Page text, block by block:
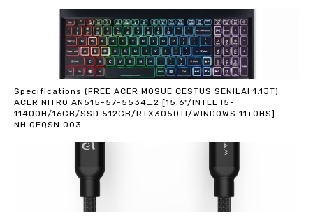
Specifications (FREE ACER MOSUE CESTUS SENILAI 1.1JT)
ACER NITRO AN515-57-5534_2 [15.6"/INTEL I5-
11400H/16GB/SSD 512GB/RTX3050TI/WINDOWS 11+OHS]
NH.QEQSN.003